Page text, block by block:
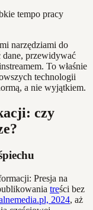
narzędziami do
dane, przewidywać
To właśnie
technologii
a nie wyjątkiem.
czy
Presja na
treści bez
2024, aż